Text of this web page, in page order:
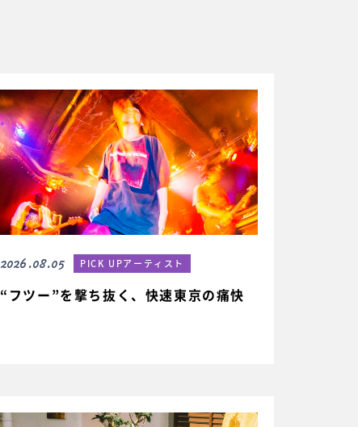
2026.08.05 PICK UPアーティスト
“フツー”を撃ち抜く、快速東京の痛快